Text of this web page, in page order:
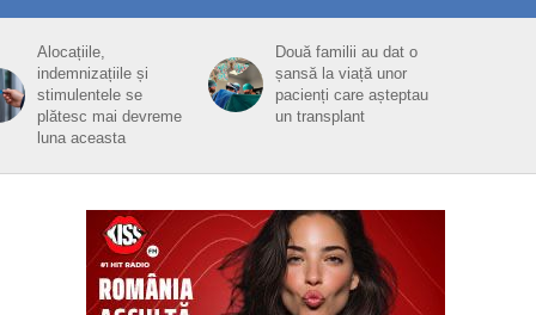
Alocațiile,
indemnizațiile și
stimulentele se
plătesc mai devreme
luna aceasta
Două familii au dat o
șansă la viață unor
pacienți care așteptau
un transplant